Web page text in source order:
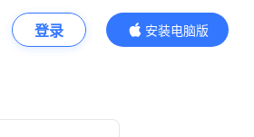
登录
安装电脑版
内容更精彩